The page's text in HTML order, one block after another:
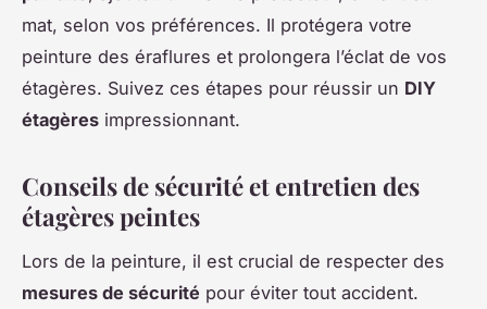
mat, selon vos préférences. Il protégera votre
peinture des éraflures et prolongera l’éclat de vos
étagères. Suivez ces étapes pour réussir un DIY
étagères impressionnant.
Conseils de sécurité et entretien des
étagères peintes
Lors de la peinture, il est crucial de respecter des
mesures de sécurité pour éviter tout accident.